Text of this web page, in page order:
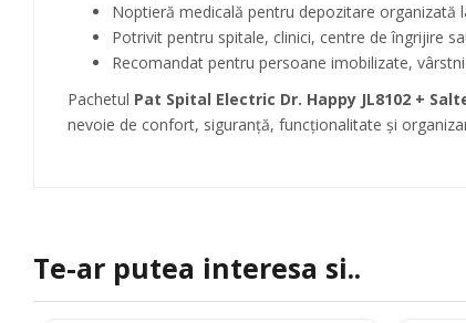
Noptieră medicală pentru depozitare organizată
Potrivit pentru spitale, clinici, centre de îngrijire
Recomandat pentru persoane imobilizate,
Pachetul Pat Spital Electric Dr. Happy JL8102 +
nevoie de confort, siguranță, funcționalitate și
Te-ar putea interesa si..